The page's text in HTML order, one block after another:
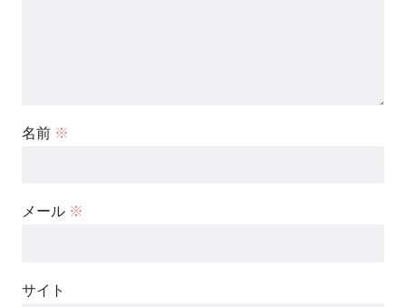
名前 ※
メール ※
サイト